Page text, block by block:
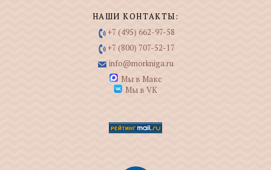
НАШИ КОНТАКТЫ:
+7 (495) 662-97-58
+7 (800) 707-52-17
info@morkniga.ru
Мы в Макс
Мы в VK